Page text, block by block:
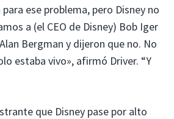
ese problema, pero Disney no
a (el CEO de Disney) Bob Iger
Bergman y dijeron que no. No
estaba vivo», afirmó Driver. “Y
que Disney pase por alto